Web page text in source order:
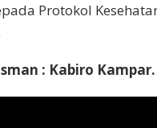
Protokol
: Kabiro Kampar.